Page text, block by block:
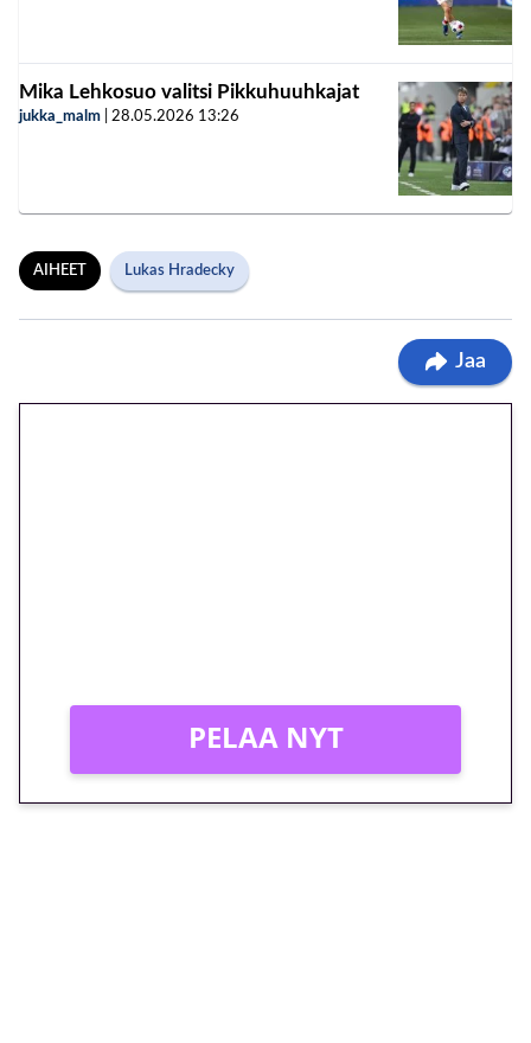
Mika Lehkosuo valitsi Pikkuhuuhkajat
jukka_malm 28.05.2026 13:26
AIHEET Lukas Hradecky
Jaa
PELAA NYT